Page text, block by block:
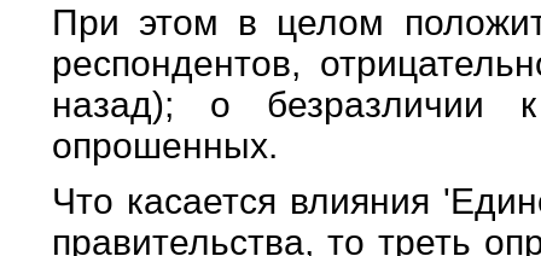
При этом в целом
респондентов,
назад); о безразличии
опрошенных.
Что касается влияния
правительства, то треть